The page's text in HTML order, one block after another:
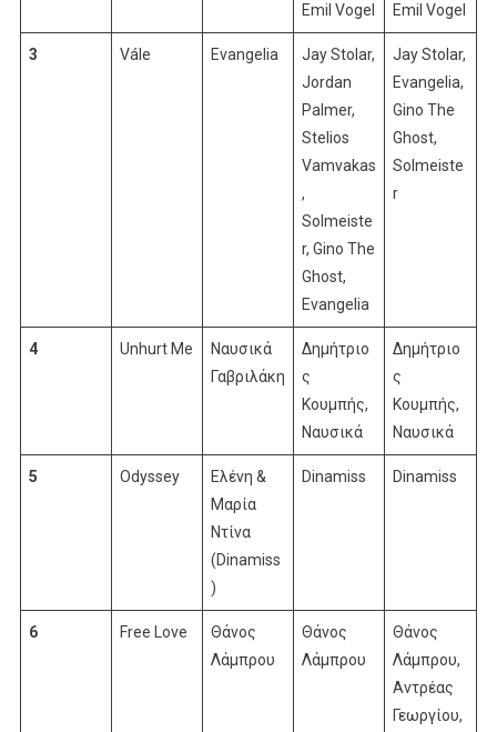
Emil Vogel
Emil Vogel
3 Vále Evangelia
Jay Stolar,
Jordan
Palmer,
Stelios
Vamvakas
,
Solmeiste
r, Gino The
Ghost,
Evangelia
Jay Stolar,
Evangelia,
Gino The
Ghost,
Solmeiste
r
4 Unhurt Me
Ναυσικά
Γαβριλάκη
Δημήτριο
ς
Κουμπής,
Ναυσικά
Δημήτριο
ς
Κουμπής,
Ναυσικά
5 Odyssey
Ελένη &
Μαρία
Ντίνα
(Dinamiss
)
Dinamiss Dinamiss
6 Free Love
Θάνος
Λάμπρου
Θάνος
Λάμπρου
Θάνος
Λάμπρου,
Αντρέας
Γεωργίου,